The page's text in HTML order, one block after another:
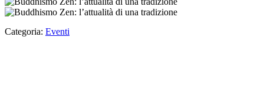
Categoria: Eventi